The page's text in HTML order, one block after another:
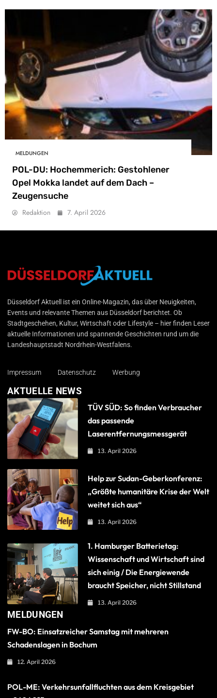
MELDUNGEN
POL-DU: Hochemmerich: Gestohlener
Opel Mokka landet auf dem Dach –
Zeugensuche
Redaktion 7. April 2026
Düsseldorf Aktuell
Düsseldorf Aktuell ist ein Online-Magazin, das über Neuigkeiten,
Events und relevante Themen aus Düsseldorf berichtet. Ob
Stadtgeschehen, Kultur, Wirtschaft oder Lifestyle – hier finden Leser
aktuelle Informationen und spannende Geschichten rund um die
Landeshauptstadt Nordrhein-Westfalens.
Impressum Datenschutz Werbung
AKTUELLE NEWS
TÜV SÜD: So finden Verbraucher
das passende
Laserentfernungsmessgerät
13. April 2026
Help zur Sudan-Geberkonferenz:
„Größte humanitäre Krise der Welt
weitet sich aus“
13. April 2026
1. Hamburger Batterietag:
Wissenschaft und Wirtschaft sind
sich einig / Die Energiewende
braucht Speicher, nicht Stillstand
13. April 2026
MELDUNGEN
FW-BO: Einsatzreicher Samstag mit mehreren
Schadenslagen in Bochum
12. April 2026
POL-ME: Verkehrsunfallfluchten aus dem Kreisgebiet